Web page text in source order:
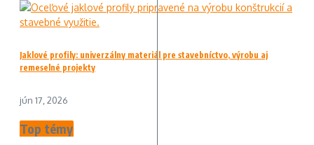
Jaklové profily: univerzálny materiál pre stavebníctvo, výrobu aj
remeselné projekty
jún 17, 2026
Top témy